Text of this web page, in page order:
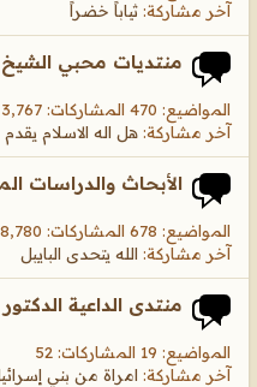
آخر مشاركة: ثياباً خضراً
منتديات محبي
المواضيع: 470 المشاركات: 3,767
آخر مشاركة: هل اله الاسلام
الأبحاث والدراسات
المواضيع: 678 المشاركات: 8,780
آخر مشاركة: الله يتحدى البايبل
منتدى الداعية
المواضيع: 19 المشاركات: 52
آخر مشاركة: امراة من بني